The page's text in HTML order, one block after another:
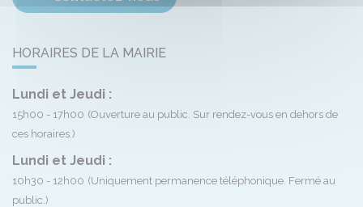
HORAIRES DE LA MAIRIE
Lundi et Jeudi :
15h00 - 17h00 (Ouverture au public. Sur rendez-vous en dehors de
ces horaires.)
Lundi et Jeudi :
10h30 - 12h00 (Uniquement permanence téléphonique. Fermé au
public.)